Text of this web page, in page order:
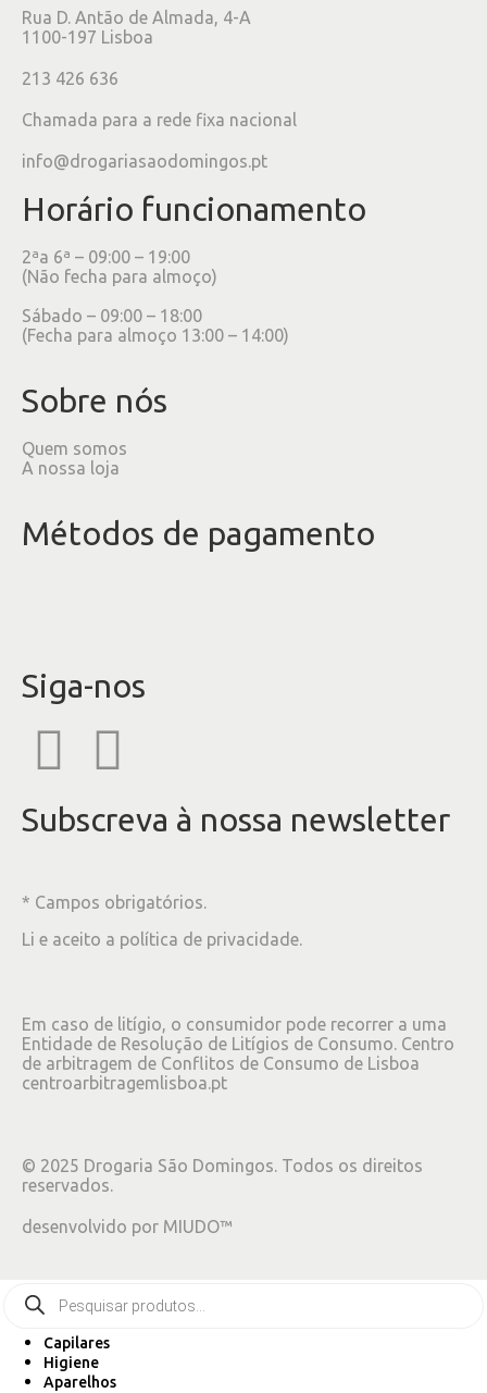
Rua D. Antão de Almada, 4-A
1100-197 Lisboa
213 426 636
Chamada para a rede fixa nacional
info@drogariasaodomingos.pt
Horário funcionamento
2ªa 6ª – 09:00 – 19:00
(Não fecha para almoço)
Sábado – 09:00 – 18:00
(Fecha para almoço 13:00 – 14:00)
Sobre nós
Quem somos
A nossa loja
Métodos de pagamento
Siga-nos
Subscreva à nossa newsletter
* Campos obrigatórios.
Li e aceito a política de privacidade.
Em caso de litígio, o consumidor pode recorrer a uma
Entidade de Resolução de Litígios de Consumo. Centro
de arbitragem de Conflitos de Consumo de Lisboa
centroarbitragemlisboa.pt
© 2025 Drogaria São Domingos. Todos os direitos
reservados.
desenvolvido por MIUDO™
Capilares
Higiene
Aparelhos